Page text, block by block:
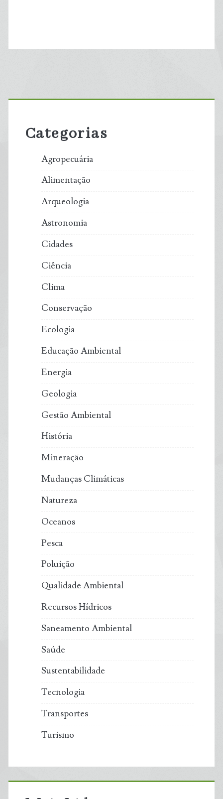
Primary
Sidebar
Categorias
Agropecuária
Alimentação
Arqueologia
Astronomia
Cidades
Ciência
Clima
Conservação
Ecologia
Educação Ambiental
Energia
Geologia
Gestão Ambiental
História
Mineração
Mudanças Climáticas
Natureza
Oceanos
Pesca
Poluição
Qualidade Ambiental
Recursos Hídricos
Saneamento Ambiental
Saúde
Sustentabilidade
Tecnologia
Transportes
Turismo